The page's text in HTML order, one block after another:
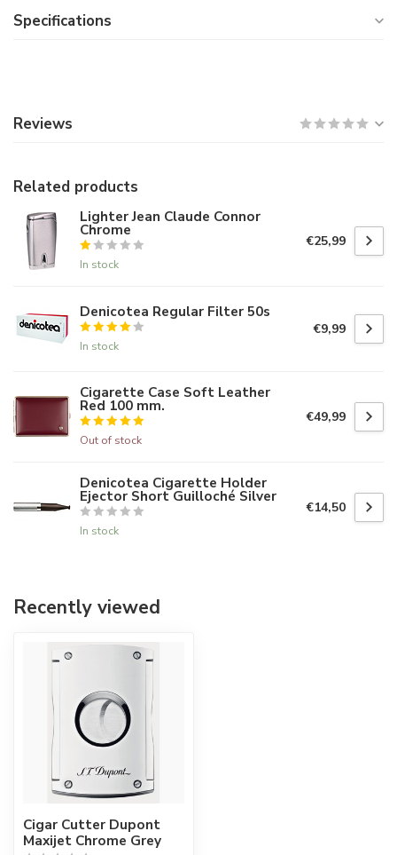
Specifications
Reviews
Related products
Lighter Jean Claude Connor
Chrome
In stock
€25,99
Denicotea Regular Filter 50s
In stock
€9,99
Cigarette Case Soft Leather
Red 100 mm.
Out of stock
€49,99
Denicotea Cigarette Holder
Ejector Short Guilloché Silver
In stock
€14,50
Recently viewed
Cigar Cutter Dupont
Maxijet Chrome Grey